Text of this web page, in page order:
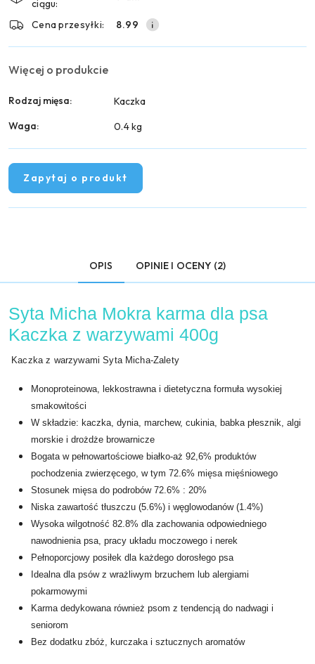
ciągu:
Cena przesyłki: 8.99
Więcej o produkcie
Rodzaj mięsa:
Kaczka
Waga:
0.4 kg
Zapytaj o produkt
OPIS OPINIE I OCENY (2)
Syta Micha Mokra karma dla psa
Kaczka z warzywami 400g
Kaczka z warzywami Syta Micha-Zalety
Monoproteinowa, lekkostrawna i dietetyczna formuła wysokiej
smakowitości
W składzie: kaczka, dynia, marchew, cukinia, babka płesznik, algi
morskie i drożdże browarnicze
Bogata w pełnowartościowe białko-aż 92,6% produktów
pochodzenia zwierzęcego, w tym 72.6% mięsa mięśniowego
Stosunek mięsa do podrobów 72.6% : 20%
Niska zawartość tłuszczu (5.6%) i węglowodanów (1.4%)
Wysoka wilgotność 82.8% dla zachowania odpowiedniego
nawodnienia psa, pracy układu moczowego i nerek
Pełnoporcjowy posiłek dla każdego dorosłego psa
Idealna dla psów z wrażliwym brzuchem lub alergiami
pokarmowymi
Karma dedykowana również psom z tendencją do nadwagi i
seniorom
Bez dodatku zbóż, kurczaka i sztucznych aromatów